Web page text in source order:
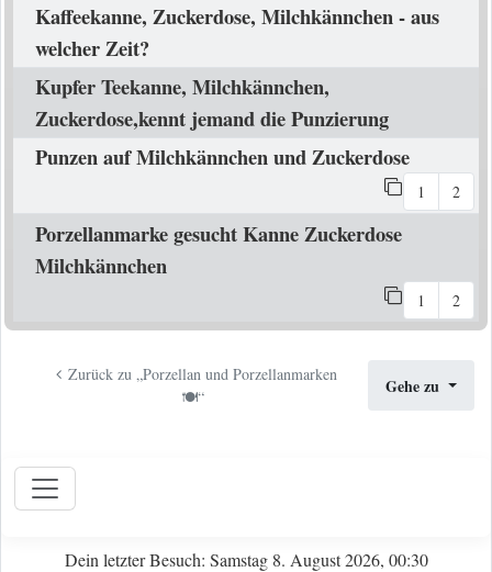
Kaffeekanne, Zuckerdose, Milchkännchen - aus
welcher Zeit?
Kupfer Teekanne, Milchkännchen,
Zuckerdose,kennt jemand die Punzierung
Punzen auf Milchkännchen und Zuckerdose
1 2
Porzellanmarke gesucht Kanne Zuckerdose
Milchkännchen
1 2
Zurück zu „Porzellan und Porzellanmarken
🍽️“
Gehe zu
Dein letzter Besuch: Samstag 8. August 2026, 00:30